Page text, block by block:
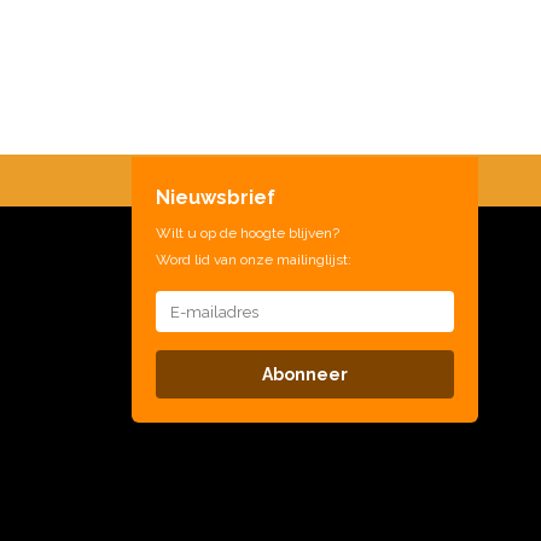
Nieuwsbrief
Wilt u op de hoogte blijven?
Word lid van onze mailinglijst:
Abonneer